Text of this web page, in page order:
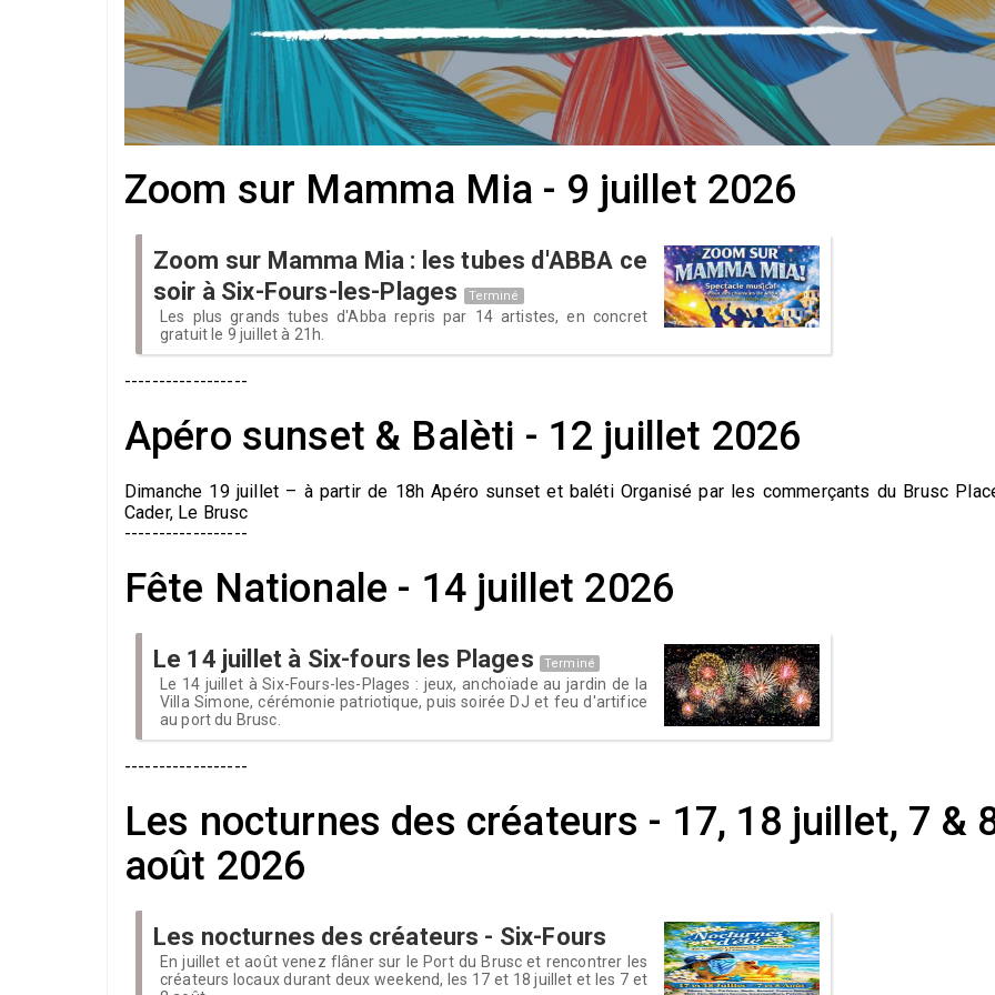
Zoom sur Mamma Mia - 9 juillet 2026
Zoom sur Mamma Mia : les tubes d'ABBA ce
soir à Six-Fours-les-Plages
Terminé
Les plus grands tubes d'Abba repris par 14 artistes, en concret
gratuit le 9 juillet à 21h.
------------------
Apéro sunset & Balèti - 12 juillet 2026
Dimanche 19 juillet – à partir de 18h Apéro sunset et baléti Organisé par les commerçants du Brusc
Cader, Le Brusc
------------------
Fête Nationale - 14 juillet 2026
Le 14 juillet à Six-fours les Plages Terminé
Le 14 juillet à Six-Fours-les-Plages : jeux, anchoïade au jardin de la
Villa Simone, cérémonie patriotique, puis soirée DJ et feu d'artifice
au port du Brusc.
------------------
Les nocturnes des créateurs - 17, 18 juillet, 7 &
août 2026
Les nocturnes des créateurs - Six-Fours
En juillet et août venez flâner sur le Port du Brusc et rencontrer les
créateurs locaux durant deux weekend, les 17 et 18 juillet et les 7 et